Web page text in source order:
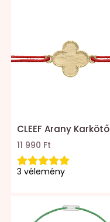
CLEEF Arany Karkötő
11 990 Ft
3 vélemény